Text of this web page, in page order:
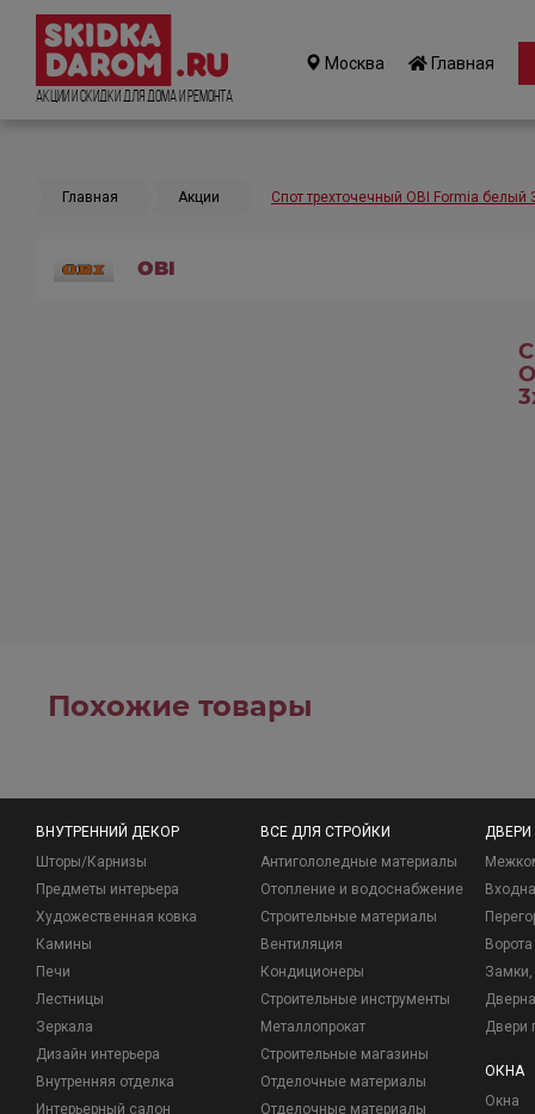
Акции и Скидки для дома и ремонта
Москва Главная
Главная Акции Спот трехточечный OBI Formia белый
OBI
Похожие товары
ВНУТРЕННИЙ ДЕКОР
Шторы/Карнизы
Предметы интерьера
Художественная ковка
Камины
Печи
Лестницы
Зеркала
Дизайн интерьера
Внутренняя отделка
Интерьерный салон
ВСЕ ДЛЯ СТРОЙКИ
Антигололедные материалы
Отопление и водоснабжение
Строительные материалы
Вентиляция
Кондиционеры
Строительные инструменты
Металлопрокат
Строительные магазины
Отделочные материалы
Отделочные материалы
ДВЕРИ
Ворота
Замки,
Двери
ОКНА
Окна